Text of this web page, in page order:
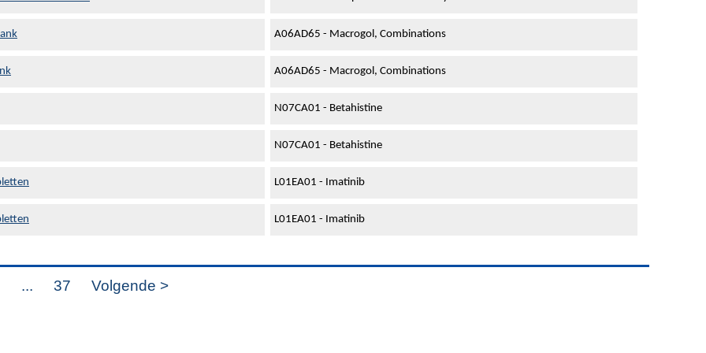
A06AD65 - Macrogol, Combinations
A06AD65 - Macrogol, Combinations
N07CA01 - Betahistine
N07CA01 - Betahistine
L01EA01 - Imatinib
L01EA01 - Imatinib
... 37 Volgende >